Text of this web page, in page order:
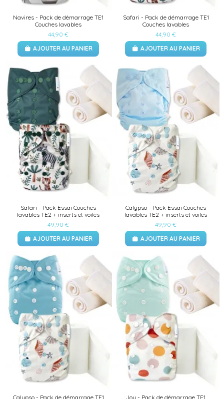
Navires - Pack de démarrage TE1
Couches lavables
44,90 €
AJOUTER AU PANIER
Safari - Pack de démarrage TE1
Couches lavables
44,90 €
AJOUTER AU PANIER
Safari - Pack Essai Couches
lavables TE2 + inserts et voiles
49,90 €
AJOUTER AU PANIER
Calypso - Pack Essai Couches
lavables TE2 + inserts et voiles
49,90 €
AJOUTER AU PANIER
Calypso - Pack de démarrage TE1 Joy - Pack de démarrage TE1